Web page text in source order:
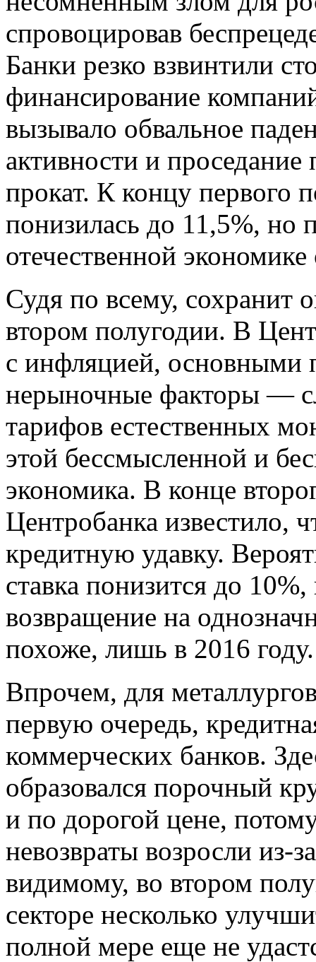
спровоцировав
Банки резко взвинтили
финансирование
вызывало обвальное
активности и проседание
прокат. К концу первого
понизилась до 11,5%, но
отечественной
Судя по всему, сохранит
втором полугодии. В
с инфляцией, основными
нерыночные факторы —
тарифов естественных
этой бессмысленной и
экономика. В конце
Центробанка известило,
кредитную удавку.
ставка понизится до
возвращение на
похоже, лишь в 2016 году.
Впрочем, для
первую очередь,
коммерческих банков.
образовался порочный
и по дорогой цене,
невозвраты возросли из-
видимому, во втором
секторе несколько
полной мере еще не